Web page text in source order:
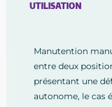
UTILISATION
Manutention
entre deux
présentant une
autonome, le cas